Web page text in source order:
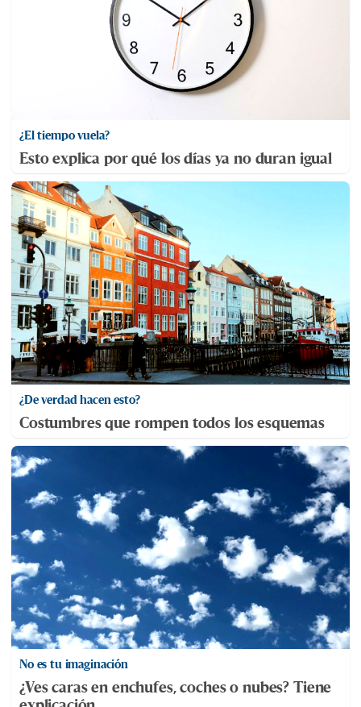
¿El tiempo vuela?
Esto explica por qué los días ya no duran igual
¿De verdad hacen esto?
Costumbres que rompen todos los esquemas
No es tu imaginación
¿Ves caras en enchufes, coches o nubes? Tiene